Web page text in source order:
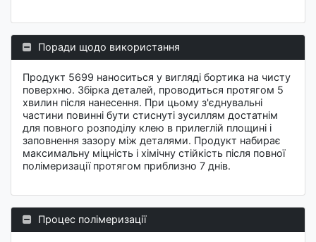
Поради щодо використання
Продукт 5699 наноситься у вигляді бортика на чисту
поверхню. Збірка деталей, проводиться протягом 5
хвилин після нанесення. При цьому з'єднувальні
частини повинні бути стиснуті зусиллям достатнім
для повного розподілу клею в прилеглій площині і
заповнення зазору між деталями. Продукт набирає
максимальну міцність і хімічну стійкість після повної
полімеризації протягом приблизно 7 днів.
Процес полімеризації